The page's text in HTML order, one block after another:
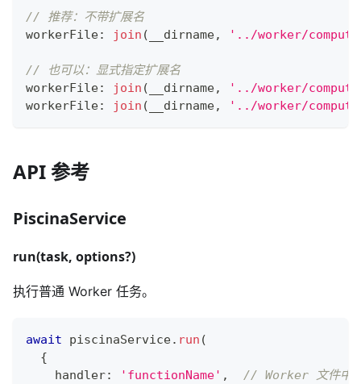
// 推荐：不带扩展名
workerFile: join ( __dirname, '../worker/
// 也可以：显式指定扩展名
workerFile: join ( __dirname,
'../worker/
workerFile: join ( __dirname, '../worker/
API 参考
PiscinaService
run(task, options?)
执行普通 Worker 任务。
await piscinaService. run (
{
    handler
: 'functionName' ,
// Worker 文件中导